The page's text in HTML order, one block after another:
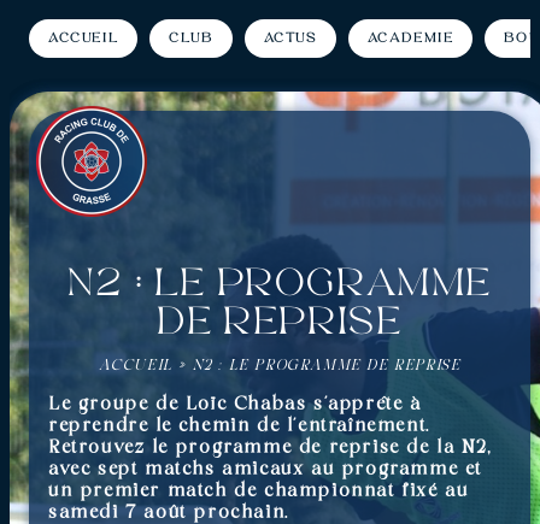
Accueil Club Actus Académie
N2 : Le programme
de reprise
ACCUEIL » N2 : LE PROGRAMME DE REPRISE
Le groupe de Loïc Chabas s’apprête à
reprendre le chemin de l’entraînement.
Retrouvez le programme de reprise de la N2,
avec sept matchs amicaux au programme et
un premier match de championnat fixé au
samedi 7 août prochain.